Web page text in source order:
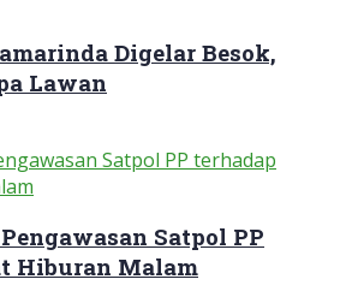
Digelar Besok,
Lawan
Satpol PP
Hiburan Malam